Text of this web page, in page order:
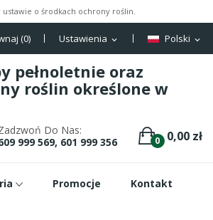
o środkach ochrony roślin.
Polski expand_more
Ustawienia expand_more
(0)
pełnoletnie oraz
roślin określone w
0 0,00 zł
Do Nas:
999 569, 601 999 356
Promocje Kontakt